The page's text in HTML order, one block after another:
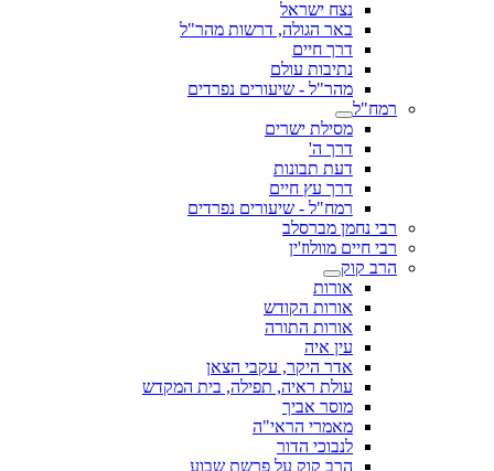
נצח ישראל
באר הגולה, דרשות מהר"ל
דרך חיים
נתיבות עולם
מהר"ל - שיעורים נפרדים
רמח"ל
מסילת ישרים
דרך ה'
דעת תבונות
דרך עץ חיים
רמח"ל - שיעורים נפרדים
רבי נחמן מברסלב
רבי חיים מוולוז'ין
הרב קוק
אורות
אורות הקודש
אורות התורה
עין איה
אדר היקר, עקבי הצאן
עולת ראיה, תפילה, בית המקדש
מוסר אביך
מאמרי הראי"ה
לנבוכי הדור
הרב קוק על פרשת שבוע